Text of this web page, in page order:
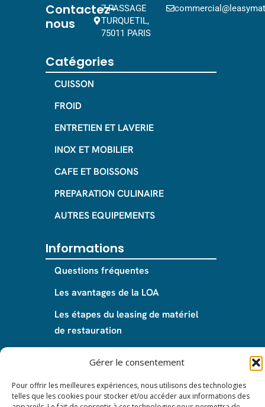
Gérer le consentement
Pour offrir les meilleures expériences, nous utilisons des technologies
telles que les cookies pour stocker et/ou accéder aux informations des
Contactez-
nous
7 PASSAGE
TURQUETIL,
75011 PARIS
Catégories
CUISSON
FROID
ENTRETIEN ET LAVERIE
INOX ET MOBILIER
CAFE ET BOISSONS
PREPARATION CULINAIRE
AUTRES EQUIPEMENTS
Informations
Questions fréquentes
Les avantages de la LOA
Les étapes du leasing de matériel
de restauration
Protection des données – RGPD